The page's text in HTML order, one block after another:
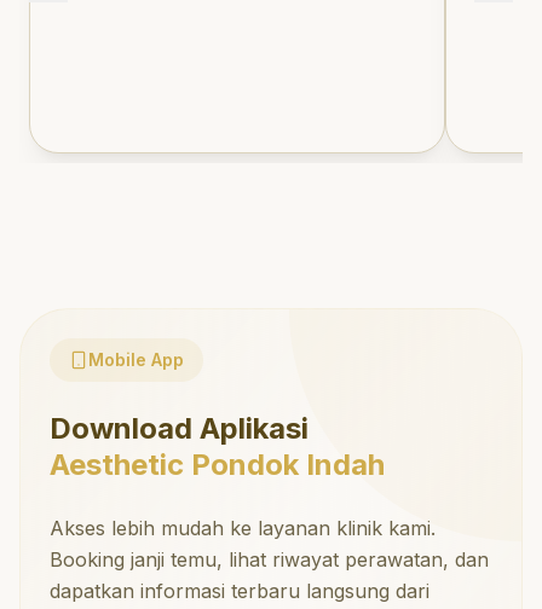
Mobile App
Download Aplikasi
Aesthetic Pondok Indah
Akses lebih mudah ke layanan klinik kami.
Booking janji temu, lihat riwayat perawatan, dan
dapatkan informasi terbaru langsung dari